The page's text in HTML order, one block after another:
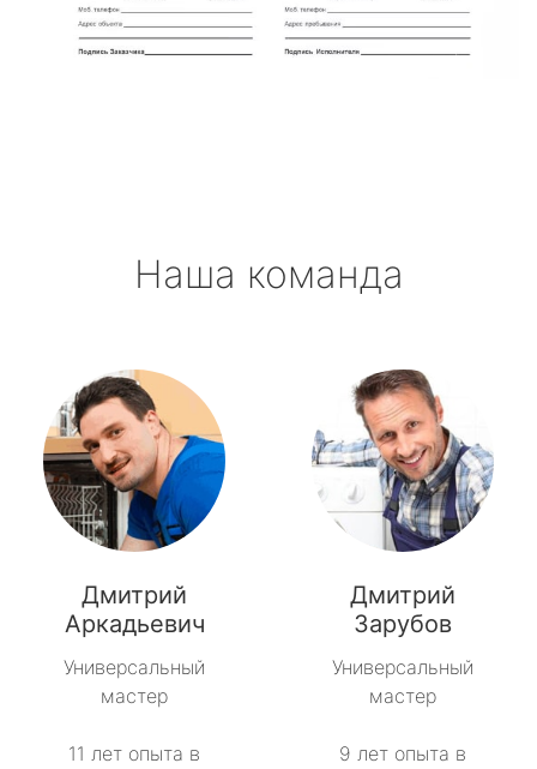
Наша команда
Дмитрий
Аркадьевич
Универсальный
мастер
11 лет опыта в
Дмитрий
Зарубов
Универсальный
мастер
9 лет опыта в